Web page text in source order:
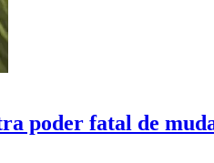
poder fatal de